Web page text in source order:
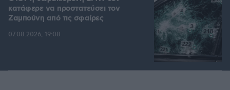
κατάφερε να προστατεύσει τον
Ζαμπούνη από τις σφαίρες
07.08.2026, 19:08